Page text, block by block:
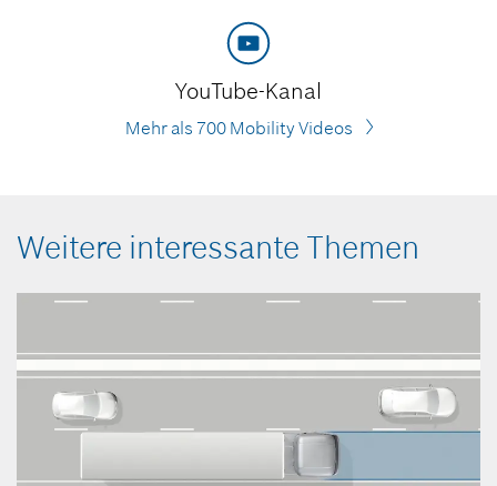
YouTube-Kanal
Mehr als 700 Mobility Videos
Weitere interessante Themen